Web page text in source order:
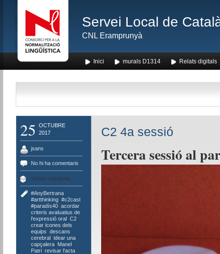
Servei Local de
CNL Eramprunyà
Inici murals D1314 Relats digitals
25
OCTUBRE
2017
jsans
No hi ha comentaris
Sense categoria
#AnyBertrana,
#artthinking, #c2cast,
#paradís40, acordar
criteris avaluatius de
l'expressió oral, C2,
crear icones dels
equips descans
cerebral, idear una
capçalera, Manel,
Patri, revisar l'acta
C2 4a sessió
Tercera sessió al